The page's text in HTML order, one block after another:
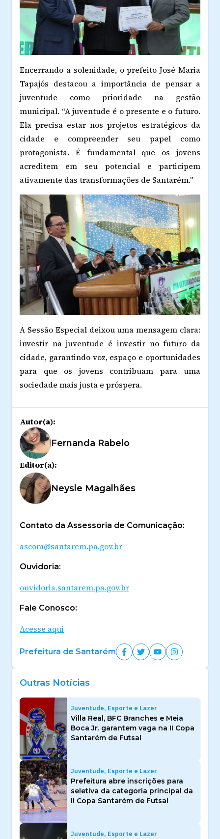
Encerrando a solenidade, o prefeito José Maria
Tapajós destacou a importância de pensar a
juventude como prioridade na gestão
municipal. “A juventude é o presente e o futuro.
Ela precisa estar nos projetos estratégicos da
cidade e compreender seu papel como
protagonista. É fundamental que os jovens
acreditem em seu potencial e participem
ativamente das transformações de Santarém."
A Sessão Especial deixou uma mensagem clara:
investir na juventude é investir no futuro da
cidade, garantindo voz, espaço e oportunidades
para que os jovens contribuam para uma
sociedade mais justa e próspera.
Autor(a):
Fernanda Rabelo
Editor(a):
Neysle Magalhães
Contato da Assessoria de Comunicação:
ascom@santarem.pa.gov.br
Ouvidoria:
ouvidoria.santarem.pa.gov.br
Fale Conosco:
Acesse aqui
Prefeitura de Santarém
Outras Notícias
Juventude, Esporte e Lazer
Villa Real, BFC Branches e Meia
Boca Jr. garantem vaga na II Copa
Santarém de Futsal
Juventude, Esporte e Lazer
Prefeitura abre inscrições para
seletiva da categoria principal da
II Copa Santarém de Futsal
Juventude, Esporte e Lazer